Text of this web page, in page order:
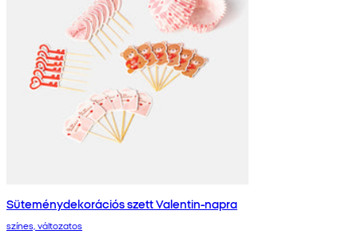
Süteménydekorációs szett Valentin-napra
színes, változatos